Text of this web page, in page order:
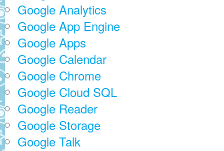
Google Analytics
Google App Engine
Google Apps
Google Calendar
Google Chrome
Google Cloud SQL
Google Reader
Google Storage
Google Talk